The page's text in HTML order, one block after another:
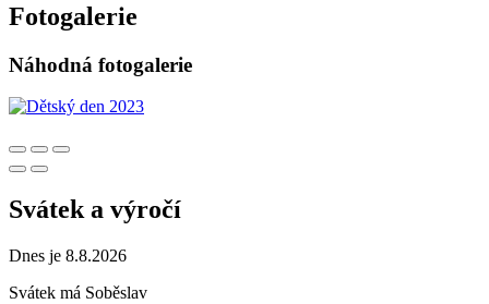
Fotogalerie
Náhodná fotogalerie
Svátek a výročí
Dnes je 8.8.2026
Svátek má Soběslav